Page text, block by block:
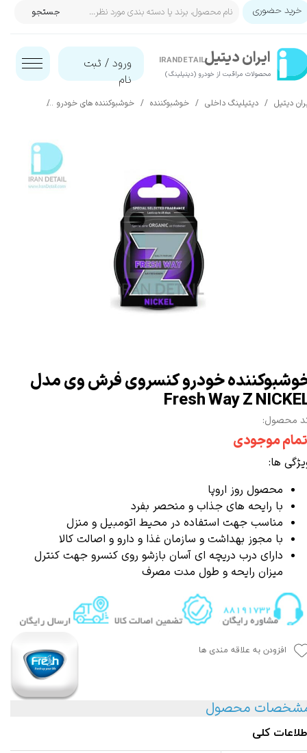
ایران‌ دیتیل
محصولات مراقبت از خودرو (دیتیلینگ)​​​​​​​
IRANDETAIL ورود / ثبت
نام
حساب کاربری من
تغییر گذر واژه
جستجو خرید حضوری
دیتیل دیتیلینگ داخلی خوشبوکننده خوشبوکننده های خودرو
خودرو کنسروی فرش وی مدل
Fresh Way Z
محصول:
موجودی
ها:
محصول روز اروپا
با رایحه های جذاب و منحصر بفرد
مناسب جهت استفاده در محیط اتومبیل و منزل
با مجوز بهداشت و سازمان غذا و دارو و اصالت کالا
دارای درب دریچه ای آسان بازشو روی کنسرو جهت کنترل
میزان رایحه و طول مدت مصرف
افزودن به علاقه مندی ها
محصول
کلی